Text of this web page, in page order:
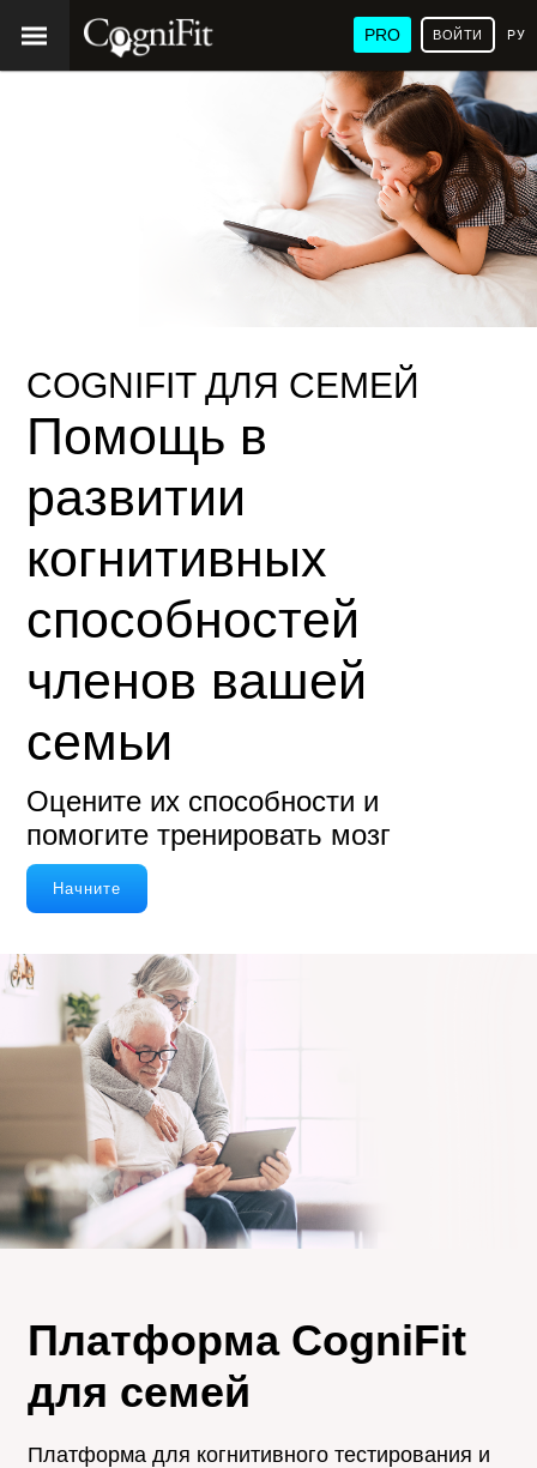
PRO ВОЙТИ
COGNIFIT ДЛЯ СЕМЕЙ
Помощь в
развитии
когнитивных
способностей
членов вашей
семьи
Оцените их способности и
помогите тренировать мозг
Начните
Платформа CogniFit
для семей
Платформа для когнитивного тестирования и